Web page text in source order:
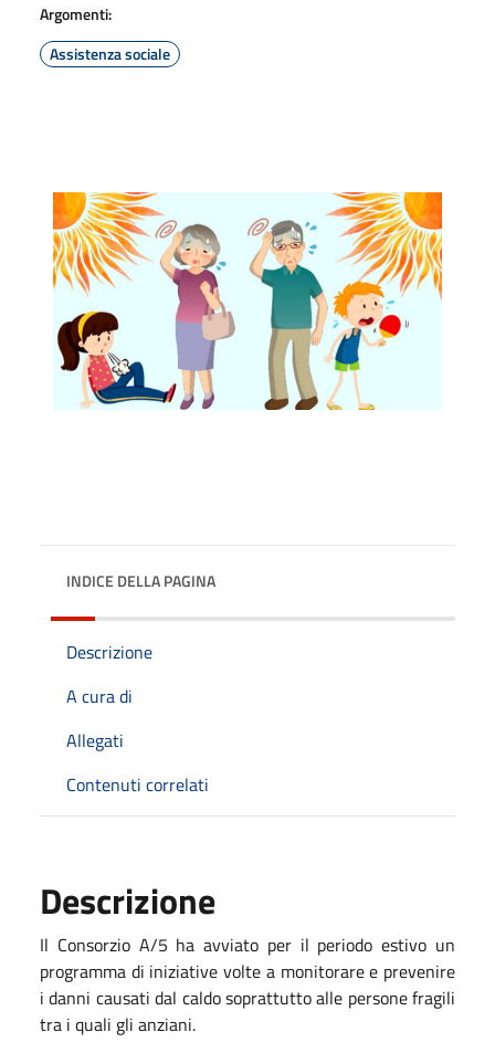
Argomenti:
Assistenza sociale
INDICE DELLA PAGINA
Descrizione
A cura di
Allegati
Contenuti correlati
Descrizione
Il Consorzio A/5 ha avviato per il periodo estivo un
programma di iniziative volte a monitorare e prevenire
i danni causati dal caldo soprattutto alle persone fragili
tra i quali gli anziani.